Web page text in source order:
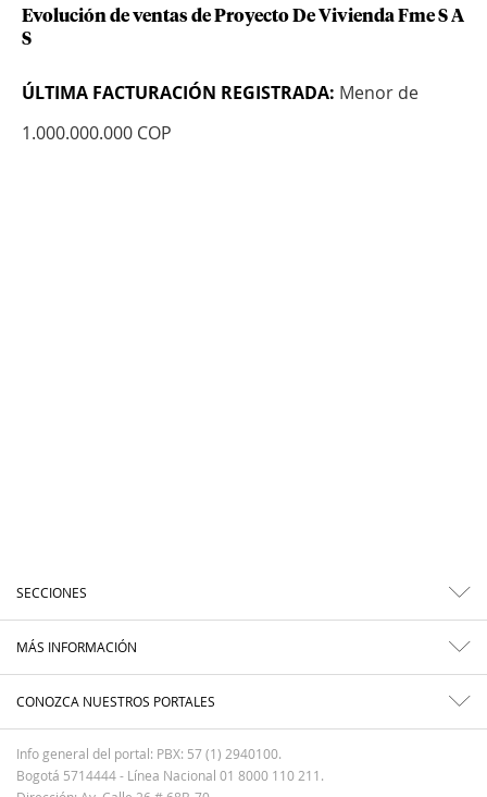
Evolución de ventas de Proyecto De Vivienda Fme S A
S
ÚLTIMA FACTURACIÓN REGISTRADA: Menor de
1.000.000.000 COP
SECCIONES
MÁS INFORMACIÓN
CONOZCA NUESTROS PORTALES
Info general del portal: PBX: 57 (1) 2940100.
Bogotá 5714444 - Línea Nacional 01 8000 110 211.